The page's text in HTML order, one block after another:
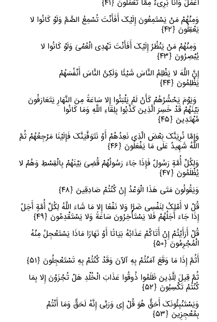
أَعْمَلُ وَأَنَا بَرِیءٌ مِمَّا تَعْمَلُونَ ﴿٤١﴾
وَمِنْهُمْ مَنْ یَسْتَمِعُونَ إِلَیْکَ أَفَأَنْتَ تُسْمِعُ الصُّمَّ وَلَوْ کَانُوا لا
یَعْقِلُونَ ﴿٤٢﴾
وَمِنْهُمْ مَنْ یَنْظُرُ إِلَیْکَ أَفَأَنْتَ تَهْدِی الْعُمْیَ وَلَوْ کَانُوا لا
یُبْصِرُونَ ﴿٤٣﴾
إِنَّ اللَّهَ لا یَظْلِمُ النَّاسَ شَیْئًا وَلَکِنَّ النَّاسَ أَنْفُسَهُمْ
یَظْلِمُونَ ﴿٤٤﴾
وَیَوْمَ یَحْشُرُهُمْ کَأَنْ لَمْ یَلْبَثُوا إِلا سَاعَةً مِنَ النَّهَارِ یَتَعَارَفُونَ
بَیْنَهُمْ قَدْ خَسِرَ الَّذِینَ کَذَّبُوا بِلِقَاءِ اللَّهِ وَمَا کَانُوا
مُهْتَدِینَ ﴿٤٥﴾
وَإِمَّا نُرِیَنَّکَ بَعْضَ الَّذِی نَعِدُهُمْ أَوْ نَتَوَفَّیَنَّکَ فَإِلَیْنَا مَرْجِعُهُمْ ثُمَّ
اللَّهُ شَهِیدٌ عَلَى مَا یَفْعَلُونَ ﴿٤٦﴾
وَلِکُلِّ أُمَّةٍ رَسُولٌ فَإِذَا جَاءَ رَسُولُهُمْ قُضِیَ بَیْنَهُمْ بِالْقِسْطِ وَهُمْ لا
یُظْلَمُونَ ﴿٤٧﴾
وَیَقُولُونَ مَتَى هَذَا الْوَعْدُ إِنْ کُنْتُمْ صَادِقِینَ ﴿٤٨﴾
قُلْ لا أَمْلِکُ لِنَفْسِی ضَرًّا وَلا نَفْعًا إِلا مَا شَاءَ اللَّهُ لِکُلِّ أُمَّةٍ أَجَلٌ
إِذَا جَاءَ أَجَلُهُمْ فَلا یَسْتَأْخِرُونَ سَاعَةً وَلا یَسْتَقْدِمُونَ ﴿٤٩﴾
قُلْ أَرَأَیْتُمْ إِنْ أَتَاکُمْ عَذَابُهُ بَیَاتًا أَوْ نَهَارًا مَاذَا یَسْتَعْجِلُ مِنْهُ
الْمُجْرِمُونَ﴿٥٠﴾
أَثُمَّ إِذَا مَا وَقَعَ آمَنْتُمْ بِهِ آلآنَ وَقَدْ کُنْتُمْ بِهِ تَسْتَعْجِلُونَ ﴿٥١﴾
ثُمَّ قِیلَ لِلَّذِینَ ظَلَمُوا ذُوقُوا عَذَابَ الْخُلْدِ هَلْ تُجْزَوْنَ إِلا بِمَا
کُنْتُمْ تَکْسِبُونَ ﴿٥٢﴾
وَیَسْتَنْبِئُونَکَ أَحَقٌّ هُوَ قُلْ إِی وَرَبِّی إِنَّهُ لَحَقٌّ وَمَا أَنْتُمْ
بِمُعْجِزِینَ ﴿٥٣﴾